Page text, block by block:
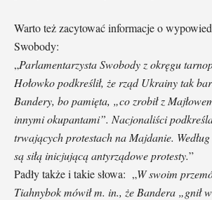
Warto też zacytować informacje o
Swobody:
„Parlamentarzysta Swobody z okręgu
Hołowko podkreślił, że rząd Ukrainy tak
Bandery, bo pamięta, „co zrobił z
innymi okupantami”. Nacjonaliści
trwających protestach na Majdanie.
są siłą inicjującą antyrządowe protesty.”
Padły także i takie słowa: „W swoim
Tiahnybok mówił m. in., że Bandera „gnił